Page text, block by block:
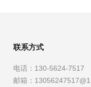
联系方式
电话： 130-5624-7517
邮箱：